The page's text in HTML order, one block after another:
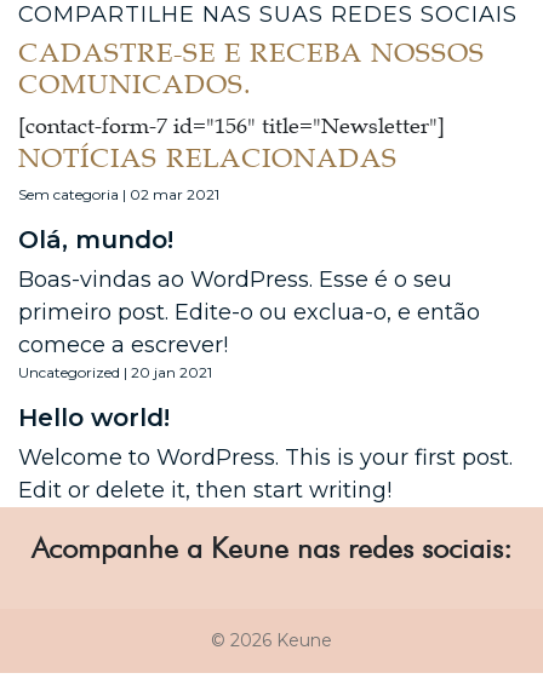
COMPARTILHE NAS SUAS REDES SOCIAIS
CADASTRE-SE E RECEBA NOSSOS
COMUNICADOS.
[contact-form-7 id="156" title="Newsletter"]
NOTÍCIAS RELACIONADAS
Sem categoria | 02 mar 2021
Olá, mundo!
Boas-vindas ao WordPress. Esse é o seu
primeiro post. Edite-o ou exclua-o, e então
comece a escrever!
Uncategorized | 20 jan 2021
Hello world!
Welcome to WordPress. This is your first post.
Edit or delete it, then start writing!
Acompanhe a Keune nas redes sociais:
© 2026 Keune